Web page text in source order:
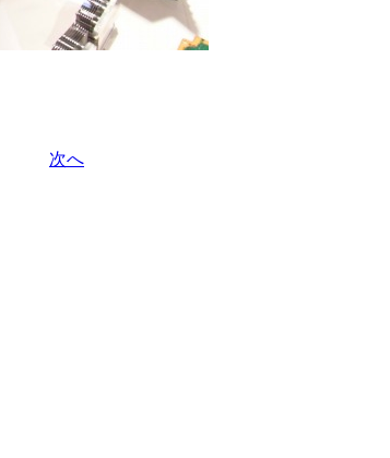
次へ